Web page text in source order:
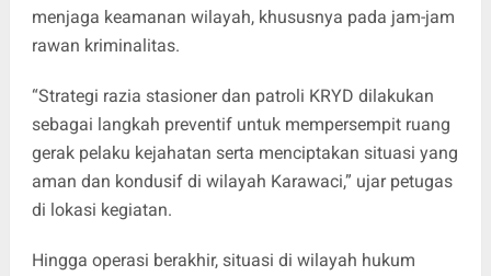
menjaga keamanan wilayah, khususnya pada jam-jam
rawan kriminalitas.
“Strategi razia stasioner dan patroli KRYD dilakukan
sebagai langkah preventif untuk mempersempit ruang
gerak pelaku kejahatan serta menciptakan situasi yang
aman dan kondusif di wilayah Karawaci,” ujar petugas
di lokasi kegiatan.
Hingga operasi berakhir, situasi di wilayah hukum